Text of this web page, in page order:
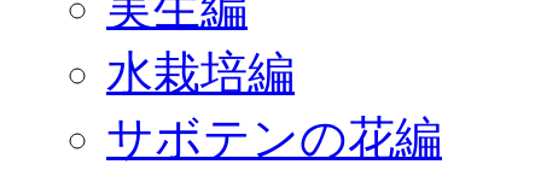
水栽培編
サボテンの花編